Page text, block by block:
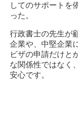
してのサポートを
った。
行政書士の先生が
企業や、中堅企業
ビザの申請だけと
な関係性ではなく
安心です。